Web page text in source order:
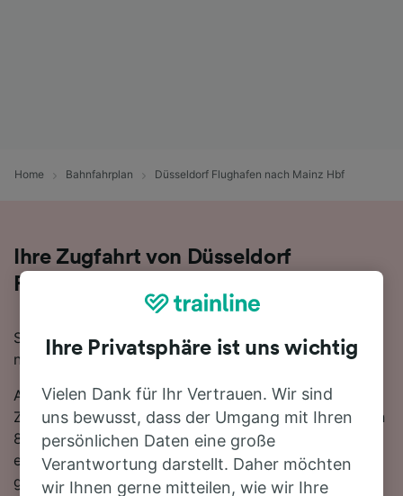
Home Bahnfahrplan Düsseldorf Flughafen nach Mainz Hbf
Ihre Zugfahrt von Düsseldorf
Flughafen nach Mainz Hbf
Sie planen eine Zugfahrt von Düsseldorf Flughafen
nach Mainz Hbf? Starten Sie jetzt Ihre Suche!
Auf der 177 km langen Strecke fahren in der Regel 53
Züge, die schnellste Reisezeit beträgt dabei 2 Stunden
8 Minuten. Sie müssen unterwegs 1-mal umsteigen, da
es auf dieser Route keine direkten Zugverbindungen
gibt. Sie können wahlweise einen ICE DB- oder einen
Ihre Privatsphäre ist uns wichtig
Vielen Dank für Ihr Vertrauen. Wir sind
uns bewusst, dass der Umgang mit Ihren
persönlichen Daten eine große
Verantwortung darstellt. Daher möchten
wir Ihnen gerne mitteilen, wie wir Ihre